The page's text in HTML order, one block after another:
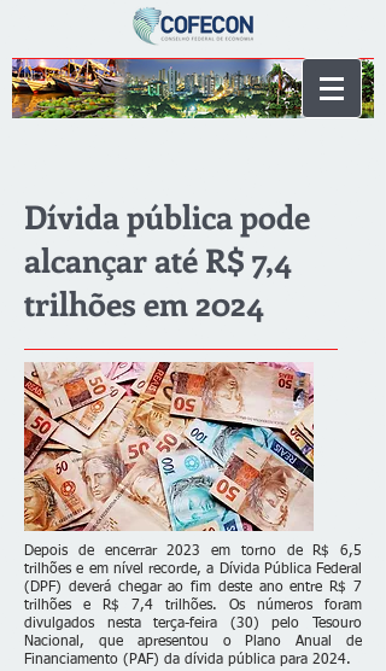
Dívida pública pode
alcançar até R$ 7,4
trilhões em 2024
Depois de encerrar 2023 em torno de R$ 6,5
trilhões e em nível recorde, a Dívida Pública Federal
(DPF) deverá chegar ao fim deste ano entre R$ 7
trilhões e R$ 7,4 trilhões. Os números foram
divulgados nesta terça-feira (30) pelo Tesouro
Nacional, que apresentou o Plano Anual de
Financiamento (PAF) da dívida pública para 2024.